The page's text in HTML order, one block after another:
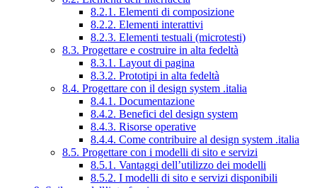
8.2.1. Elementi di composizione
8.2.2. Elementi interattivi
8.2.3. Elementi testuali (microtesti)
8.3. Progettare e costruire in alta fedeltà
8.3.1. Layout di pagina
8.3.2. Prototipi in alta fedeltà
8.4. Progettare con il design system .italia
8.4.1. Documentazione
8.4.2. Benefici del design system
8.4.3. Risorse operative
8.4.4. Come contribuire al design system .italia
8.5. Progettare con i modelli di sito e servizi
8.5.1. Vantaggi dell’utilizzo dei modelli
8.5.2. I modelli di sito e servizi disponibili